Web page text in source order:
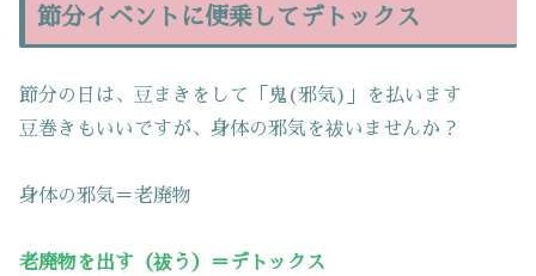
節分イベントに便乗してデトックス
節分の日は、豆まきをして「鬼(邪気)」を払います
豆巻きもいいですが、身体の邪気を祓いませんか？
身体の邪気＝老廃物
老廃物を出す（祓う）＝デトックス